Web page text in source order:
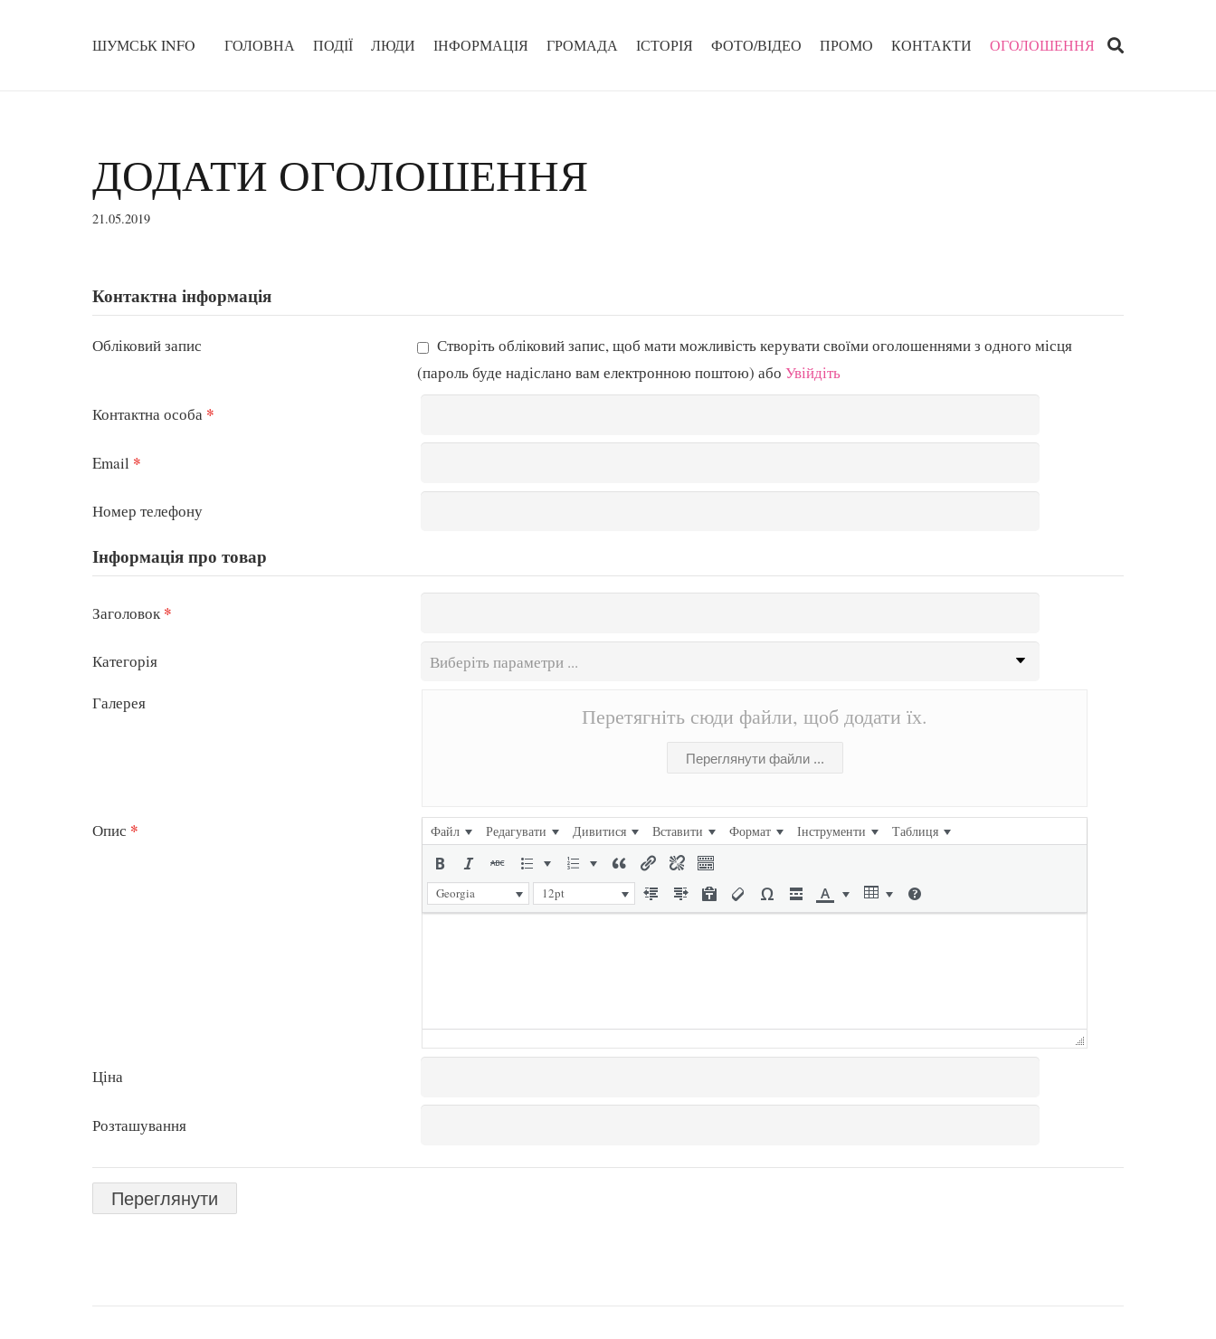
ШУМСЬК INFO ГОЛОВНА ПОДІЇ ЛЮДИ ІНФОРМАЦІЯ ГРОМАДА ІСТОРІЯ ФОТО/ВІДЕО ПРОМО КОНТАКТИ ОГОЛОШЕННЯ
ДОДАТИ ОГОЛОШЕННЯ
21.05.2019
Контактна інформація
Обліковий запис
Створіть обліковий запис, щоб мати можливість керувати своїми оголошеннями з одного місця
(пароль буде надіслано вам електронною поштою) або Увійдіть
Контактна особа *
Email *
Номер телефону
Інформація про товар
Заголовок*
Категорія
Галерея
Перетягніть сюди файли, щоб додати їх.
Переглянути файли ...
Опис * Файл Редагувати Дивитися Вставити Формат Інструменти Таблиця
Georgia 12pt
Ціна
Розташування